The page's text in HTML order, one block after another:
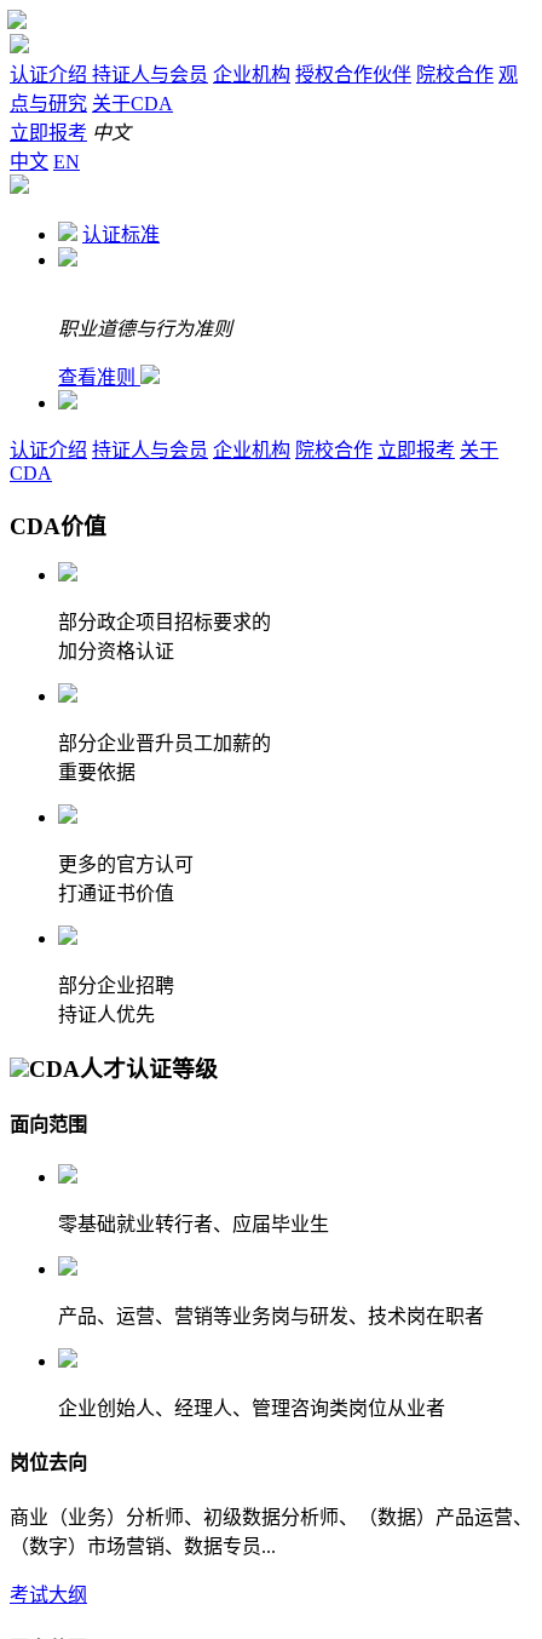
认证介绍 持证人与会员 企业机构 授权合作伙伴 院校合作 观
点与研究 关于CDA
立即报考 中文
中文 EN
认证标准
职业道德与行为准则
查看准则
认证介绍 持证人与会员 企业机构 院校合作 立即报考 关于
CDA
CDA价值
部分政企项目招标要求的
加分资格认证
部分企业晋升员工加薪的
重要依据
更多的官方认可
打通证书价值
部分企业招聘
持证人优先
CDA人才认证等级
面向范围
零基础就业转行者、应届毕业生
产品、运营、营销等业务岗与研发、技术岗在职者
企业创始人、经理人、管理咨询类岗位从业者
岗位去向
商业（业务）分析师、初级数据分析师、（数据）产品运营、
（数字）市场营销、数据专员...
考试大纲